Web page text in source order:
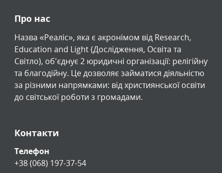
Про нас
Назва «Реаліс», яка є акронімом від Research,
Education and Light (Дослідження, Освіта та
Світло), обʼєднує 2 юридичні організації: релігійну
та благодійну. Це дозволяє займатися діяльністю
за різними напрямками: від християнської освіти
до світської роботи з громадами.
Контакти
Телефон
+38 (068) 197-37-54